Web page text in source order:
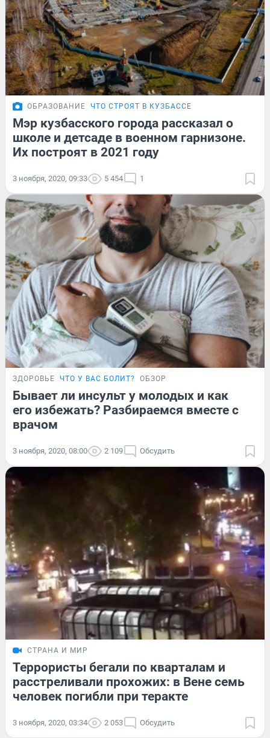
ОБРАЗОВАНИЕ ЧТО СТРОЯТ В КУЗБАССЕ
Мэр кузбасского города рассказал о
школе и детсаде в военном гарнизоне.
Их построят в 2021 году
3 ноября, 2020, 09:33 5 454 1
ЗДОРОВЬЕ ЧТО У ВАС БОЛИТ? ОБЗОР
Бывает ли инсульт у молодых и как
его избежать? Разбираемся вместе с
врачом
3 ноября, 2020, 08:00 2 109 Обсудить
СТРАНА И МИР
Террористы бегали по кварталам и
расстреливали прохожих: в Вене семь
человек погибли при теракте
3 ноября, 2020, 03:34 2 053 Обсудить